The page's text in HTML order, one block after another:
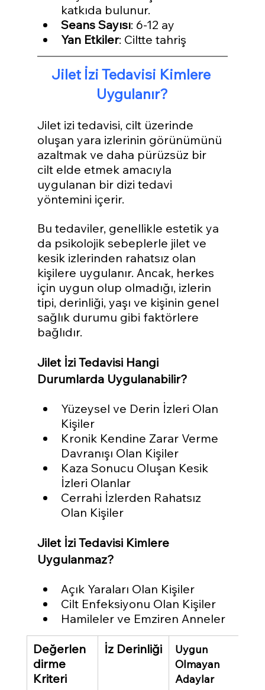
katkıda bulunur.
Seans Sayısı: 6-12 ay
Yan Etkiler: Ciltte tahriş
Jilet İzi Tedavisi Kimlere
Uygulanır?
Jilet izi tedavisi, cilt üzerinde
oluşan yara izlerinin görünümünü
azaltmak ve daha pürüzsüz bir
cilt elde etmek amacıyla
uygulanan bir dizi tedavi
yöntemini içerir.
Bu tedaviler, genellikle estetik ya
da psikolojik sebeplerle jilet ve
kesik izlerinden rahatsız olan
kişilere uygulanır. Ancak, herkes
için uygun olup olmadığı, izlerin
tipi, derinliği, yaşı ve kişinin genel
sağlık durumu gibi faktörlere
bağlıdır.
Jilet İzi Tedavisi Hangi
Durumlarda Uygulanabilir?
Yüzeysel ve Derin İzleri Olan
Kişiler
Kronik Kendine Zarar Verme
Davranışı Olan Kişiler
Kaza Sonucu Oluşan Kesik
İzleri Olanlar
Cerrahi İzlerden Rahatsız
Olan Kişiler
Jilet İzi Tedavisi Kimlere
Uygulanmaz?
Açık Yaraları Olan Kişiler
Cilt Enfeksiyonu Olan Kişiler
Hamileler ve Emziren Anneler
Değerlen
dirme
Kriteri
İz Derinliği
Uygun
Olmayan
Adaylar